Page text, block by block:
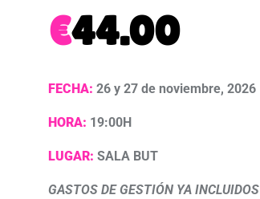
€44.00
FECHA:26 y 27 de noviembre, 2026
HORA: 19:00H
LUGAR: SALA BUT
GASTOS DE GESTIÓN YA INCLUIDOS